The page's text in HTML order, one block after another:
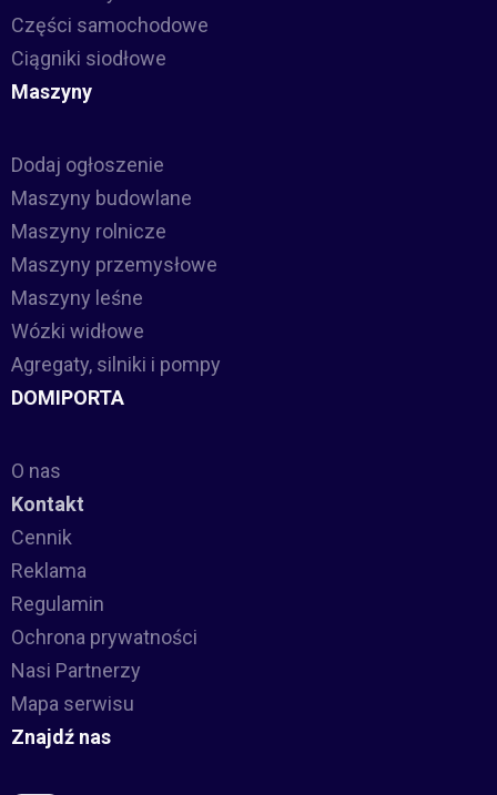
Części samochodowe
Ciągniki siodłowe
Maszyny
Dodaj ogłoszenie
Maszyny budowlane
Maszyny rolnicze
Maszyny przemysłowe
Maszyny leśne
Wózki widłowe
Agregaty, silniki i pompy
DOMIPORTA
O nas
Kontakt
Cennik
Reklama
Regulamin
Ochrona prywatności
Nasi Partnerzy
Mapa serwisu
Znajdź nas